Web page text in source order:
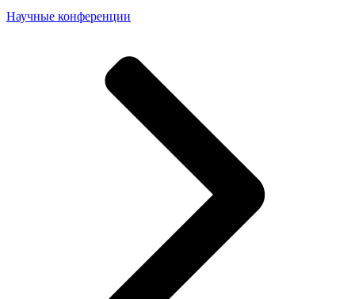
Научные конференции